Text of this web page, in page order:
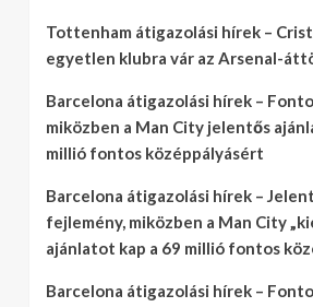
Tottenham átigazolási hírek –
egyetlen klubra vár az Arsenal-
Barcelona átigazolási hírek –
miközben a Man City jelentős
millió fontos középpályásért
Barcelona átigazolási hírek –
fejlemény, miközben a Man City
ajánlatot kap a 69 millió fontos
Barcelona átigazolási hírek –